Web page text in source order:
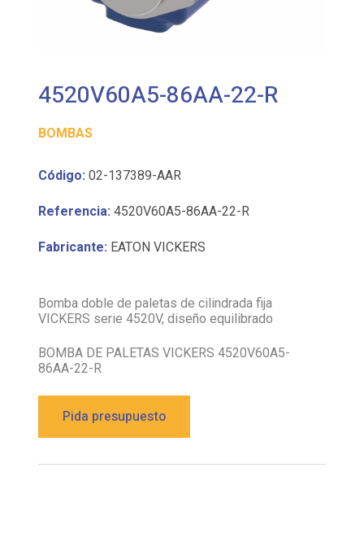
4520V60A5-86AA-22-R
BOMBAS
Código: 02-137389-AAR
Referencia: 4520V60A5-86AA-22-R
Fabricante: EATON VICKERS
Bomba doble de paletas de cilindrada fija
VICKERS serie 4520V, diseño equilibrado
BOMBA DE PALETAS VICKERS 4520V60A5-
86AA-22-R
Pida presupuesto